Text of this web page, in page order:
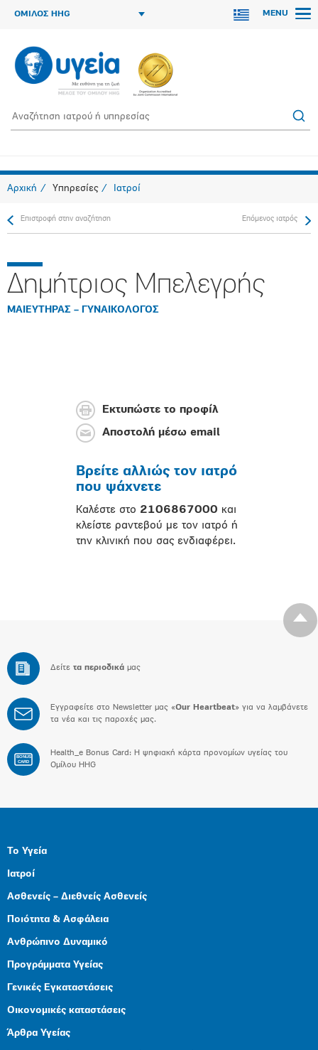
ΟΜΙΛΟΣ HHG MENU
Αρχική Υπηρεσίες Ιατροί
Επιστροφή στην αναζήτηση Επόμενος ιατρός
Δημήτριος Μπελεγρής
ΜΑΙΕΥΤΗΡΑΣ – ΓΥΝΑΙΚΟΛΟΓΟΣ
Εκτυπώστε το προφίλ
Αποστολή μέσω email
Βρείτε αλλιώς τον ιατρό
που ψάχνετε
Καλέστε στο 2106867000 και
κλείστε ραντεβού με τον ιατρό ή
την κλινική που σας ενδιαφέρει.
Δείτε τα περιοδικά μας
Εγγραφείτε στο Newsletter μας «Our Heartbeat» για να λαμβάνετε
τα νέα και τις παροχές μας.
BONUS
CARD
Health_e Bonus Card: H ψηφιακή κάρτα προνομίων υγείας του
Ομίλου HHG
Το Υγεία
Ιατροί
Ασθενείς – Διεθνείς Ασθενείς
Ποιότητα & Ασφάλεια
Ανθρώπινο Δυναμικό
Προγράμματα Υγείας
Γενικές Εγκαταστάσεις
Οικονομικές καταστάσεις
Άρθρα Υγείας